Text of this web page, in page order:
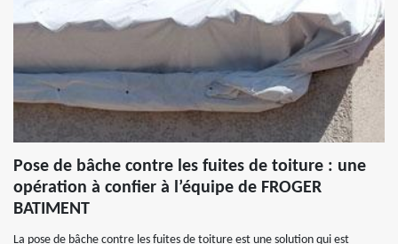
Pose de bâche contre les fuites de toiture : une
opération à confier à l’équipe de FROGER
BATIMENT
La pose de bâche contre les fuites de toiture est une solution qui est